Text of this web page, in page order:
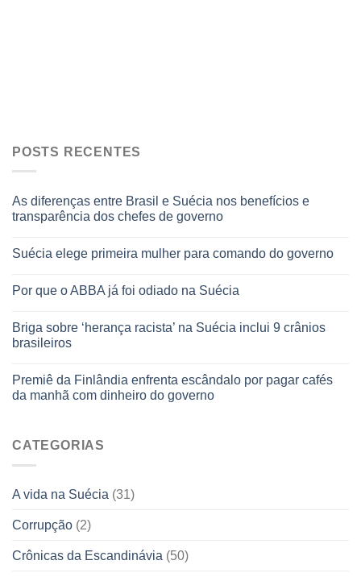
POSTS RECENTES
As diferenças entre Brasil e Suécia nos benefícios e
transparência dos chefes de governo
Suécia elege primeira mulher para comando do governo
Por que o ABBA já foi odiado na Suécia
Briga sobre ‘herança racista’ na Suécia inclui 9 crânios
brasileiros
Premiê da Finlândia enfrenta escândalo por pagar cafés
da manhã com dinheiro do governo
CATEGORIAS
A vida na Suécia (31)
Corrupção (2)
Crônicas da Escandinávia (50)